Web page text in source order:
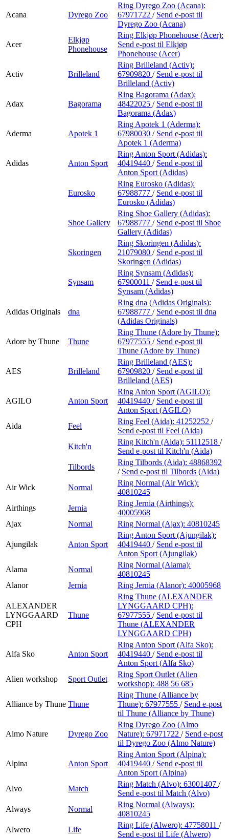
Acana Dyrego Zoo
Ring Dyrego Zoo (Acana):
67971722 / Send e-post til
Dyrego Zoo (Acana)
Acer
Elkjøp
Phonehouse
Ring Elkjøp Phonehouse (Acer):
Send e-post til Elkjøp
Phonehouse (Acer)
Activ Brilleland
Ring Brilleland (Activ):
67909820 / Send e-post til
Brilleland (Activ)
Adax Bagorama
Ring Bagorama (Adax):
48422025 / Send e-post til
Bagorama (Adax)
Aderma Apotek 1
Ring Apotek 1 (Aderma):
67980030 / Send e-post til
Apotek 1 (Aderma)
Adidas Anton Sport
Ring Anton Sport (Adidas):
40419440 / Send e-post til
Anton Sport (Adidas)
Eurosko
Ring Eurosko (Adidas):
67988777 / Send e-post til
Eurosko (Adidas)
Shoe Gallery
Ring Shoe Gallery (Adidas):
67988777 / Send e-post til Shoe
Gallery (Adidas)
Skoringen
Ring Skoringen (Adidas):
21079080 / Send e-post til
Skoringen (Adidas)
Synsam
Ring Synsam (Adidas):
67900011 / Send e-post til
Synsam (Adidas)
Adidas Originals dna
Ring dna (Adidas Originals):
67988777 / Send e-post til dna
(Adidas Originals)
Adore by Thune Thune
Ring Thune (Adore by Thune):
67977555 / Send e-post til
Thune (Adore by Thune)
AES Brilleland
Ring Brilleland (AES):
67909820 / Send e-post til
Brilleland (AES)
AGILO Anton Sport
Ring Anton Sport (AGILO):
40419440 / Send e-post til
Anton Sport (AGILO)
Aida
Feel
Ring Feel (Aida): 41252252 /
Send e-post til Feel (Aida)
Kitch'n
Ring Kitch'n (Aida): 51112518 /
Send e-post til Kitch'n (Aida)
Tilbords
Ring Tilbords (Aida): 48868392
/ Send e-post til Tilbords (Aida)
Air Wick
Normal
Ring Normal (Air Wick):
40810245
Airthings
Jernia
Ring Jernia (Airthings):
40005968
Ajax
Normal Ring Normal (Ajax): 40810245
Ajungilak Anton Sport
Ring Anton Sport (Ajungilak):
40419440 / Send e-post til
Anton Sport (Ajungilak)
Alama
Normal
Ring Normal (Alama):
40810245
Alanor
Jernia Ring Jernia (Alanor): 40005968
ALEXANDER
LYNGGAARD
CPH
Thune
Ring Thune (ALEXANDER
LYNGGAARD CPH):
67977555 / Send e-post til
Thune (ALEXANDER
LYNGGAARD CPH)
Alfa Sko Anton Sport
Ring Anton Sport (Alfa Sko):
40419440 / Send e-post til
Anton Sport (Alfa Sko)
Alien workshop
Sport Outlet
Ring Sport Outlet (Alien
workshop): 488 56 685
Alliance by Thune Thune
Ring Thune (Alliance by
Thune): 67977555 / Send e-post
til Thune (Alliance by Thune)
Almo Nature Dyrego Zoo
Ring Dyrego Zoo (Almo
Nature): 67971722 / Send e-post
til Dyrego Zoo (Almo Nature)
Alpina Anton Sport
Ring Anton Sport (Alpina):
40419440 / Send e-post til
Anton Sport (Alpina)
Alvo
Match
Ring Match (Alvo): 63001407 /
Send e-post til Match (Alvo)
Always
Normal
Ring Normal (Always):
40810245
Alwero
Life
Ring Life (Alwero): 47758011 /
Send e-post til Life (Alwero)